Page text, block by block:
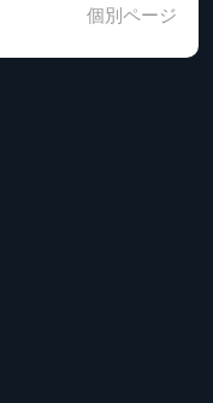
個別ページ